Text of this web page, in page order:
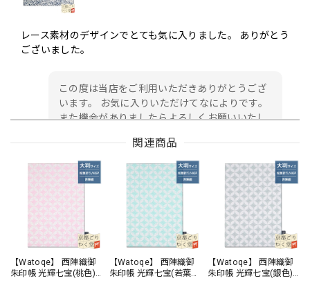
レース素材のデザインでとても気に入りました。 ありがとう
ございました。
この度は当店をご利用いただきありがとうござ
います。 お気に入りいただけてなによりです。
また機会がありましたらよろしくお願いいたし
御朱印帳 京都 金襴 龍虎(黒)大判サイズ
2026/05/24
初めて注文しました。 早速 届きました。 ありがとうござ
います。 日本伝統 西陣金襴の御朱印帳✨ 黒地に金銀糸の 龍
虎デザイン豪華で美しい✨ 緑地の御朱印帳が欲しかったので
関連商品
【Watoqe】 西陣織御
朱印帳 光輝七宝(桃色)
【Watoqe】 西陣織御
朱印帳 光輝七宝(若葉
【Watoqe】 西陣織御
朱印帳 光輝七宝(銀色)